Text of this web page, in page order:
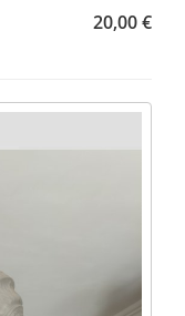
20,00 €